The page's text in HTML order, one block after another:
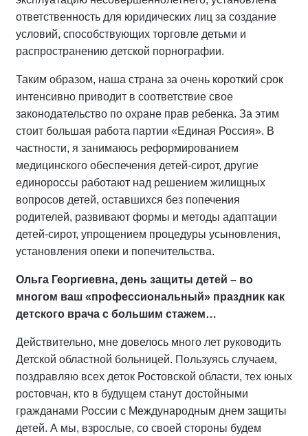
ответственность для юридических лиц за создание
условий, способствующих торговле детьми и
распространению детской порнографии.
Таким образом, наша страна за очень короткий срок
интенсивно приводит в соответствие свое
законодательство по охране прав ребенка. За этим
стоит большая работа партии «Единая Россия». В
частности, я занимаюсь реформированием
медицинского обеспечения детей-сирот, другие
единороссы работают над решением жилищных
вопросов детей, оставшихся без попечения
родителей, развивают формы и методы адаптации
детей-сирот, упрощением процедуры усыновления,
установления опеки и попечительства.
Ольга Георгиевна, день защиты детей – во
многом ваш «профессиональный» праздник как
детского врача с большим стажем…
Действительно, мне довелось много лет руководить
Детской областной больницей. Пользуясь случаем,
поздравляю всех деток Ростовской области, тех юных
ростовчан, кто в будущем станут достойными
гражданами России с Международным днем защиты
детей. А мы, взрослые, со своей стороны будем